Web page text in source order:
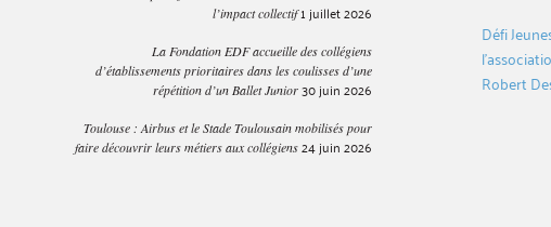
Défi
Robert
l’impact collectif 1 juillet 2026
La Fondation EDF accueille des collégiens
d’établissements prioritaires dans les coulisses d’une
répétition d’un Ballet Junior 30 juin 2026
Toulouse : Airbus et le Stade Toulousain mobilisés pour
faire découvrir leurs métiers aux collégiens 24 juin 2026